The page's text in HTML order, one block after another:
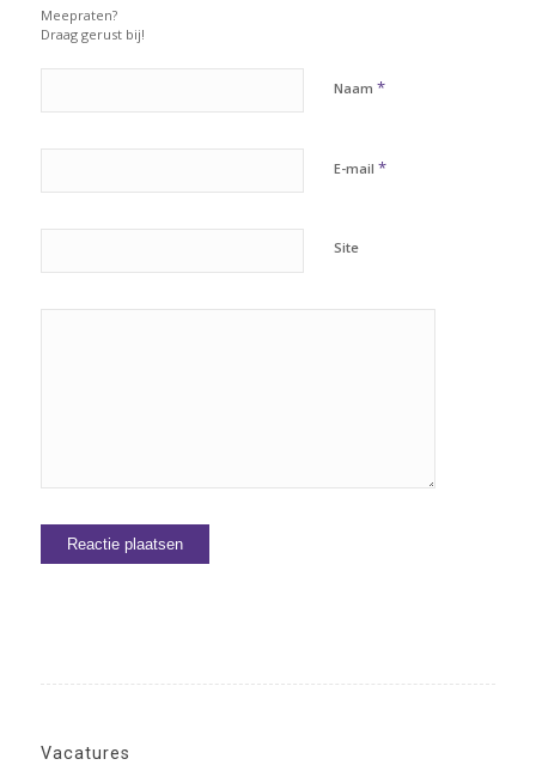
Meepraten?
Draag gerust bij!
Naam *
E-mail *
Site
Vacatures